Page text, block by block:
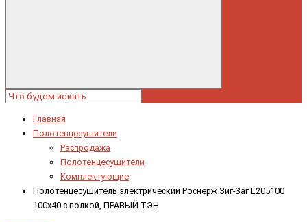
Главная
Полотенцесушители
Распродажа
Полотенцесушители
Комплектующие
Полотенцесушитель электрический Роснерж Зиг-Заг L205100
100x40 с полкой, ПРАВЫЙ ТЭН